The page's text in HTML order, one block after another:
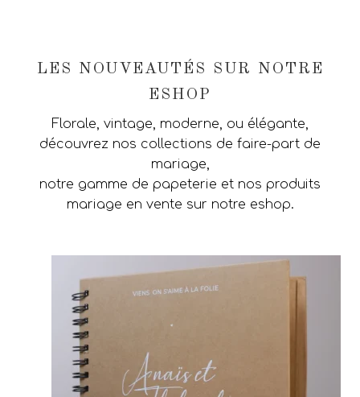
LES NOUVEAUTÉS SUR NOTRE
ESHOP
Florale, vintage, moderne, ou élégante,
découvrez nos collections de faire-part de
mariage,
notre gamme de papeterie et nos produits
mariage en vente sur notre eshop.